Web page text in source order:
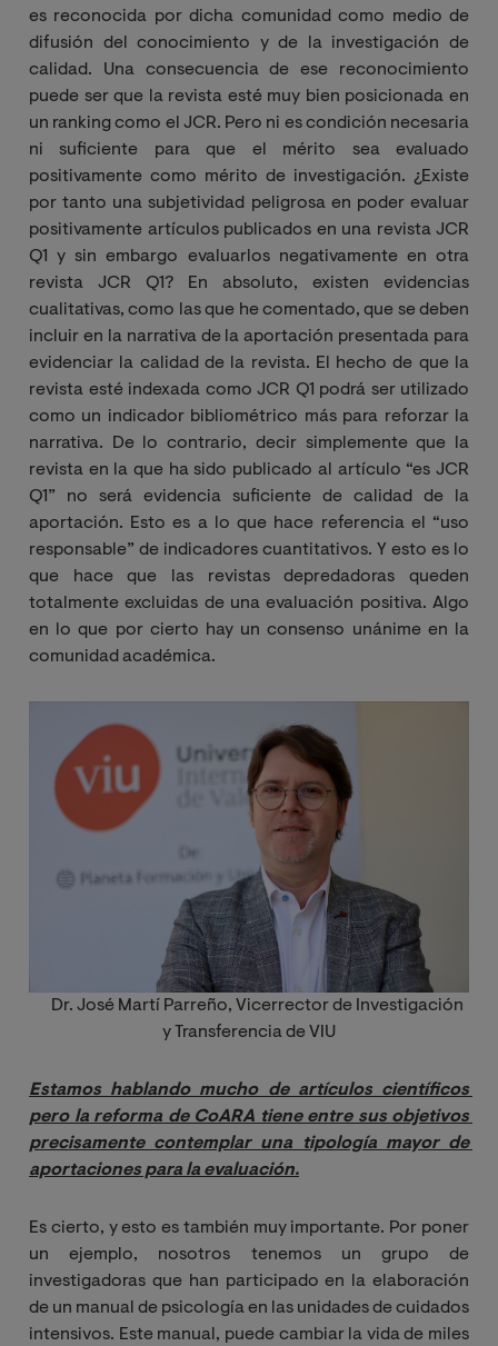
es reconocida por dicha comunidad como medio de
difusión del conocimiento y de la investigación de
calidad. Una consecuencia de ese reconocimiento
puede ser que la revista esté muy bien posicionada en
un ranking como el JCR. Pero ni es condición necesaria
ni suficiente para que el mérito sea evaluado
positivamente como mérito de investigación. ¿Existe
por tanto una subjetividad peligrosa en poder evaluar
positivamente artículos publicados en una revista JCR
Q1 y sin embargo evaluarlos negativamente en otra
revista JCR Q1? En absoluto, existen evidencias
cualitativas, como las que he comentado, que se deben
incluir en la narrativa de la aportación presentada para
evidenciar la calidad de la revista. El hecho de que la
revista esté indexada como JCR Q1 podrá ser utilizado
como un indicador bibliométrico más para reforzar la
narrativa. De lo contrario, decir simplemente que la
revista en la que ha sido publicado al artículo “es JCR
Q1” no será evidencia suficiente de calidad de la
aportación. Esto es a lo que hace referencia el “uso
responsable” de indicadores cuantitativos. Y esto es lo
que hace que las revistas depredadoras queden
totalmente excluidas de una evaluación positiva. Algo
en lo que por cierto hay un consenso unánime en la
comunidad académica.
Dr. José Martí Parreño, Vicerrector de Investigación
y Transferencia de VIU
Estamos hablando mucho de artículos científicos
pero la reforma de CoARA tiene entre sus objetivos
precisamente contemplar una tipología mayor de
aportaciones para la evaluación.
Es cierto, y esto es también muy importante. Por poner
un ejemplo, nosotros tenemos un grupo de
investigadoras que han participado en la elaboración
de un manual de psicología en las unidades de cuidados
intensivos. Este manual, puede cambiar la vida de miles